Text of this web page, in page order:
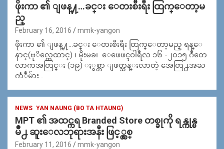
ဖိုးကာ ၏ ျဖန္႔…ခင္း ေတးစီးရီး ထြက္ေတာ့မ
ည္
February 16, 2016 mmk-yangon
ဖိုးကာ ၏ ျဖန္႔…ခင္း ေတးစီးရီး ထြက္ေတာ့မည္ ရန္ေ
နာင္(ဗုိလ္တေထာင္) ၊ မိုးမခ၊ ေဖေဖၚဝါရီလ ၁၆ -၂၀၁၅ ဂီတေ
လာကအတြင္း (၁၉) ႏွစ္တာ ျဖတ္သန္းလာတဲ့ အေတြ႕အႀ
ကံဳမ်ား…
NEWS YAN NAUNG (BO TA HTAUNG)
MPT ၏ အထင္ကရ Branded Store တစ္ခုကို ရန္ကုန္ၿ
မိဳ႕ ဆူးေလဘုရားအနီး ဖြင့္လွစ္
February 11, 2016 mmk-yangon